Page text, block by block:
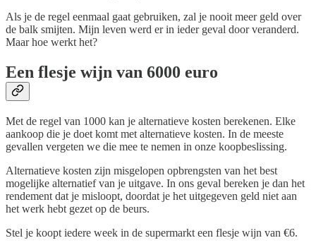
Als je de regel eenmaal gaat gebruiken, zal je nooit meer geld over
de balk smijten. Mijn leven werd er in ieder geval door veranderd.
Maar hoe werkt het?
Een flesje wijn van 6000 euro
Met de regel van 1000 kan je alternatieve kosten berekenen. Elke
aankoop die je doet komt met alternatieve kosten. In de meeste
gevallen vergeten we die mee te nemen in onze koopbeslissing.
Alternatieve kosten zijn misgelopen opbrengsten van het best
mogelijke alternatief van je uitgave. In ons geval bereken je dan het
rendement dat je misloopt, doordat je het uitgegeven geld niet aan
het werk hebt gezet op de beurs.
Stel je koopt iedere week in de supermarkt een flesje wijn van €6.